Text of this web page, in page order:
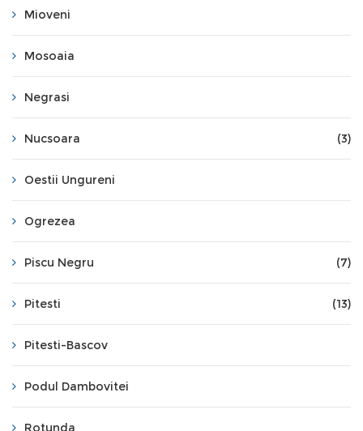
Mioveni
Mosoaia
Negrasi
Nucsoara (3)
Oestii Ungureni
Ogrezea
Piscu Negru (7)
Pitesti (13)
Pitesti-Bascov
Podul Dambovitei
Rotunda